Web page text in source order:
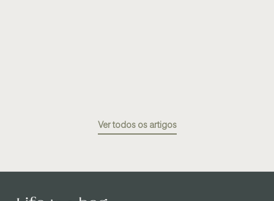
Ver todos os artigos